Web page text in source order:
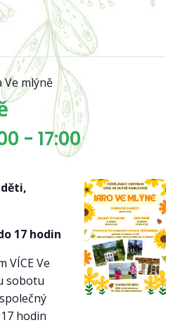
Ve mlýně
- 17:00
17 hodin
VÍCE Ve
sobotu
hodin